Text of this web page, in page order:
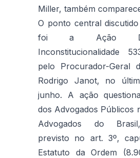
Miller, também
O ponto central
foi a Ação
Inconstitucionalidade
pelo Procurador-Geral
Rodrigo Janot, no
junho. A ação
dos Advogados Públicos
Advogados do
previsto no art. 3º,
Estatuto da Ordem